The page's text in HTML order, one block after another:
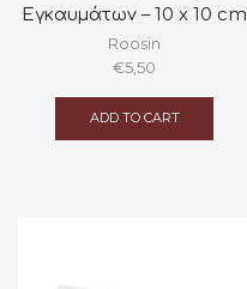
Εγκαυμάτων – 10 x 10 cm
Roosin
€5,50
ADD TO CART